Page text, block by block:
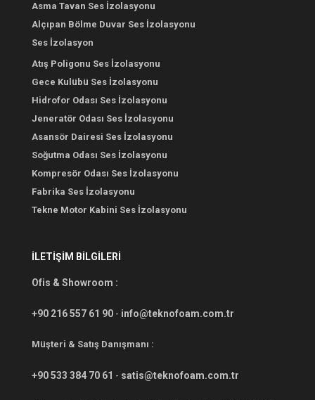
Asma Tavan Ses İzolasyonu
Alçıpan Bölme Duvar Ses İzolasyonu
Ses İzolasyon
Atış Poligonu Ses İzolasyonu
Gece Kulübü Ses İzolasyonu
Hidrofor Odası Ses İzolasyonu
Jeneratör Odası Ses İzolasyonu
Asansör Dairesi Ses İzolasyonu
Soğutma Odası Ses İzolasyonu
Kompresör Odası Ses İzolasyonu
Fabrika Ses İzolasyonu
Tekne Motor Kabini Ses İzolasyonu
İLETİŞİM BİLGİLERİ
Ofis & Showroom :
+90 216 557 61 90 - info@teknofoam.com.tr
Müşteri & Satış Danışmanı :
+90 533 384 70 61 - satis@teknofoam.com.tr